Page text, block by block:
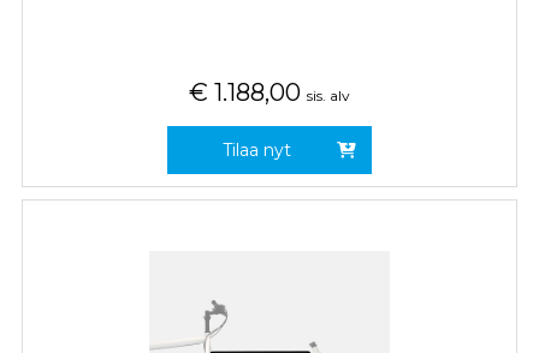
€ 1.188,00 sis. alv
Tilaa nyt